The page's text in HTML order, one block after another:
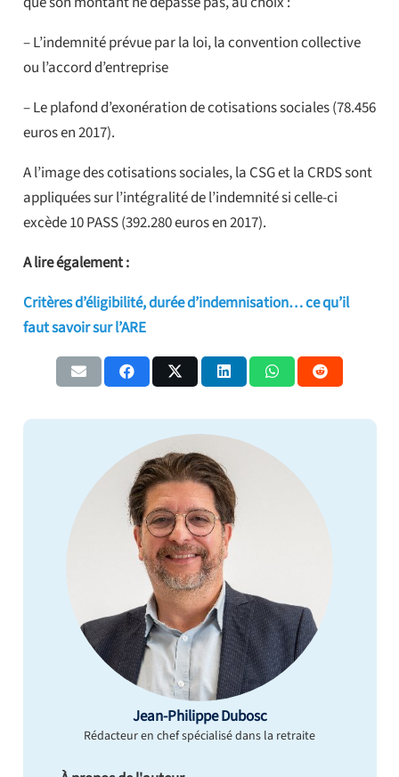
– L’indemnité prévue par la loi, la convention collective
ou l’accord d’entreprise
– Le plafond d’exonération de cotisations sociales (78.456
euros en 2017).
A l’image des cotisations sociales, la CSG et la CRDS sont
appliquées sur l’intégralité de l’indemnité si celle-ci
excède 10 PASS (392.280 euros en 2017).
A lire également :
Critères d’éligibilité, durée d’indemnisation… ce qu’il
faut savoir sur l’ARE
Jean-Philippe Dubosc
Rédacteur en chef spécialisé dans la retraite